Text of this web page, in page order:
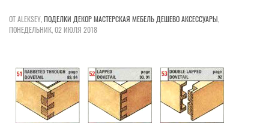
ОТ ALEKSEY,ПОДЕЛКИ ДЕКОРМАСТЕРСКАЯ МЕБЕЛЬ ДЕШЕВОАКСЕССУАРЫ,
ПОНЕДЕЛЬНИК, 02 ИЮЛЯ 2018